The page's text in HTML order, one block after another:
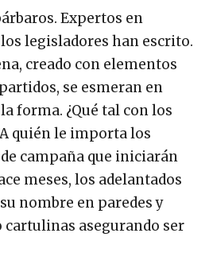
Expertos en
legisladores han escrito.
creado con elementos
se esmeran en
forma. ¿Qué tal con los
quién le importa los
campaña que iniciarán
meses, los adelantados
nombre en paredes y
cartulinas asegurando ser